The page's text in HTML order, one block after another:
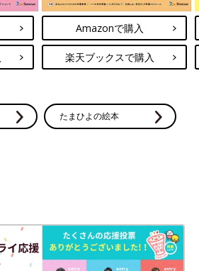
Amazonで購入
楽天ブックスで購入
たまひよの絵本